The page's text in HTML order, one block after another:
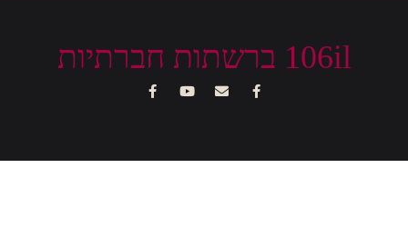
106il ברשתות חברתיות